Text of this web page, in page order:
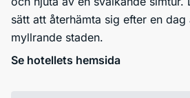
sätt att återhämta sig efter en
myllrande staden.
Se hotellets hemsida